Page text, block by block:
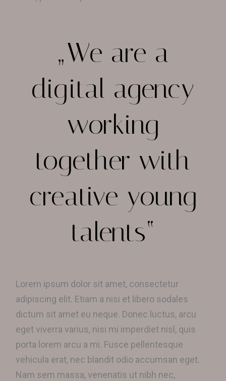
„We are a
digital agency
working
together with
creative young
talents“
Lorem ipsum dolor sit amet, consectetur
adipiscing elit. Etiam a nisi et libero sodales
dictum sit amet eu neque. Donec luctus, arcu
eget viverra varius, nisi mi imperdiet nisl, quis
porta lorem arcu a mi. Fusce pellentesque
vehicula erat, nec blandit odio accumsan eget.
Nam sem massa, venenatis ut nibh nec,